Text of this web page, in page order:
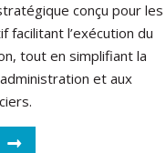
conçu pour les
facilitant l’exécution du
tout en simplifiant la
et aux